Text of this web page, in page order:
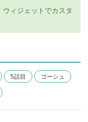
ィジェットでカスタ
5話目 ゴーシュ